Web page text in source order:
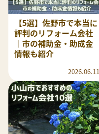
【5選】佐野市で本当に
評判のリフォーム会社
｜市の補助金・助成金
情報も紹介
2026.06.11